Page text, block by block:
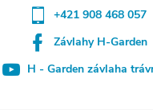
+421 908 468 057
Závlahy H-Garden
H - Garden závlaha